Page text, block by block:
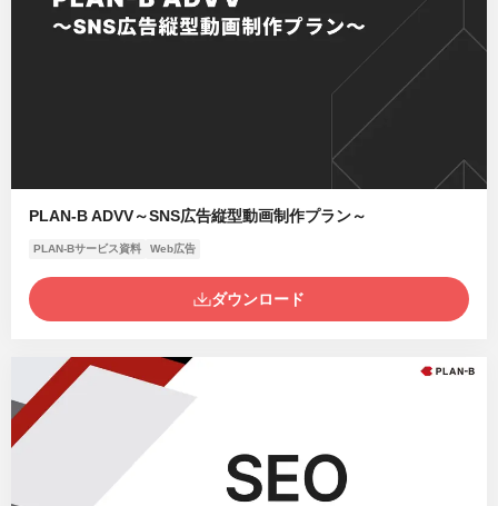
PLAN-B ADVV～SNS広告縦型動画制作プラン～
PLAN-Bサービス資料 Web広告
ダウンロード